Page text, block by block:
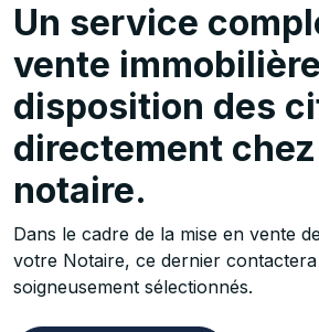
Un service
vente
disposition des
directement
notaire.
Dans le cadre de la mise en vente
votre Notaire, ce dernier
soigneusement sélectionnés.